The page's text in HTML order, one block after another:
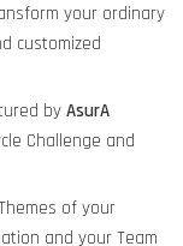
your ordinary
customized
by AsurA
Challenge and
of your
and your Team